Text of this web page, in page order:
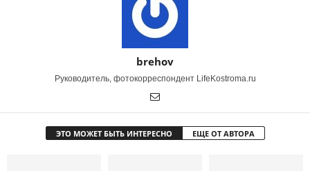
brehov
Руководитель, фотокорреспондент LifeKostroma.ru
ЭТО МОЖЕТ БЫТЬ ИНТЕРЕСНО ЕЩЕ ОТ АВТОРА